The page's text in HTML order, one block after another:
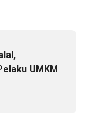
UMKM